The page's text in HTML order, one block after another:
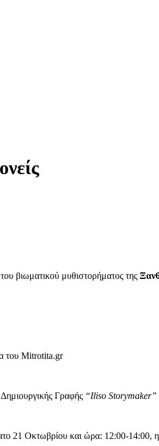
βιωματικού μυθιστορήματος της
του Mitrotita.gr
Γραφής “Iliso Storymaker”
21 Οκτωβρίου και ώρα: 12:00-14:00,